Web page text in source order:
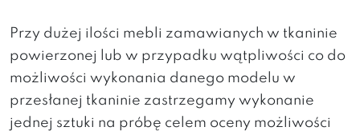
Przy dużej ilości mebli zamawianych w tkaninie
powierzonej lub w przypadku wątpliwości co do
możliwości wykonania danego modelu w
przesłanej tkaninie zastrzegamy wykonanie
jednej sztuki na próbę celem oceny możliwości